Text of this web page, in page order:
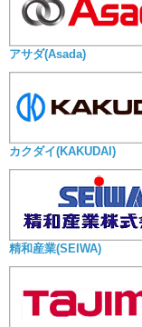
アサダ(Asada)
カクダイ(KAKUDAI)
精和産業(SEIWA)